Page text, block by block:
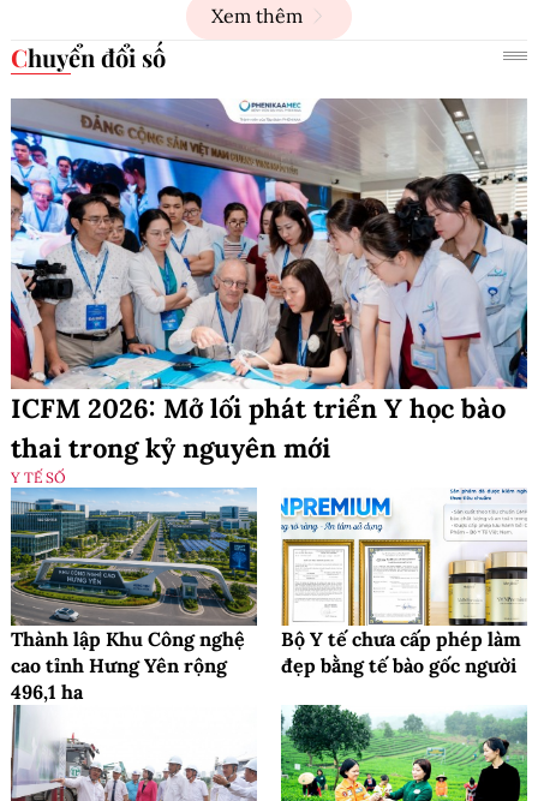
Xem thêm
Chuyển đổi số
ICFM 2026: Mở lối phát triển Y học bào
thai trong kỷ nguyên mới
Y TẾ SỐ
Thành lập Khu Công nghệ
cao tỉnh Hưng Yên rộng
496,1 ha
Bộ Y tế chưa cấp phép làm
đẹp bằng tế bào gốc người